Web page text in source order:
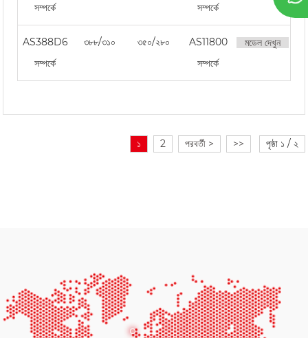
সম্পর্কে
সম্পর্কে
AS388D6
সম্পর্কে
৩৮৮/৩১০ ৩৫০/২৮০
AS11800
সম্পর্কে
মডেল দেখুন
১ 2 পরবর্তী > >> পৃষ্ঠা ১ / ২